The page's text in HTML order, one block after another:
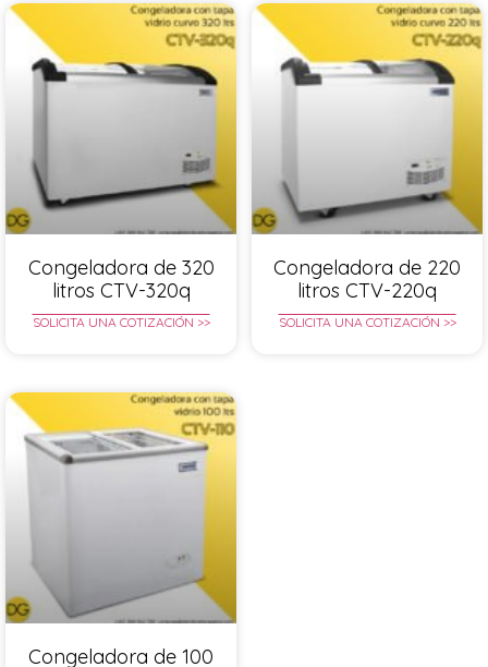
Congeladora de 320
litros CTV-320q
SOLICITA UNA COTIZACIÓN >>
Congeladora de 220
litros CTV-220q
SOLICITA UNA COTIZACIÓN >>
Congeladora de 100